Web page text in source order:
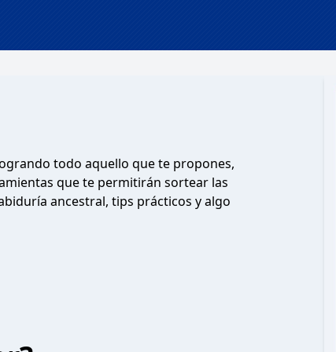
todo aquello que te propones,
que te permitirán sortear las
ancestral, tips prácticos y algo